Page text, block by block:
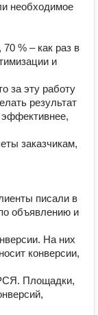
необходимое
70 % – как раз в
и
за эту работу
результат
заказчикам,
писали в
объявлению и
На них
конверсии,
Площадки,